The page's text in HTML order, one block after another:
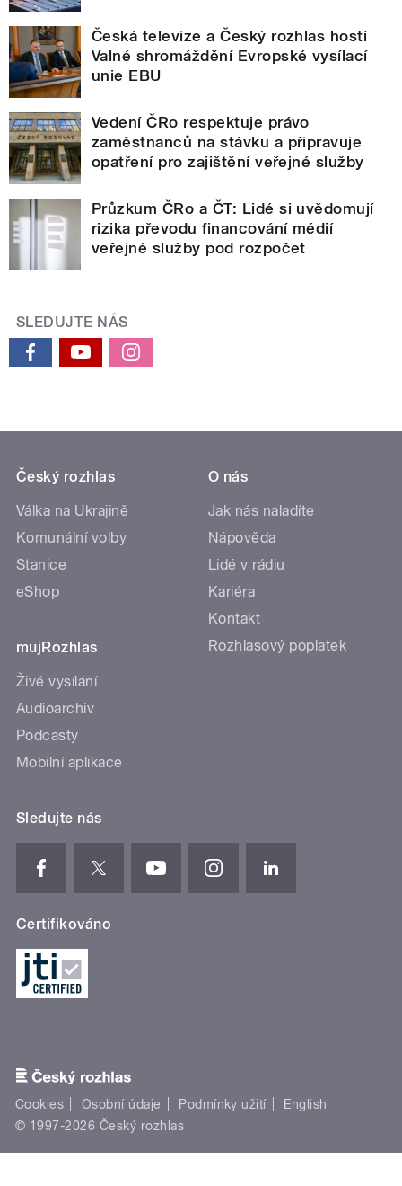
Česká televize a Český rozhlas hostí
Valné shromáždění Evropské vysílací
unie EBU
Vedení ČRo respektuje právo
zaměstnanců na stávku a připravuje
opatření pro zajištění veřejné služby
Průzkum ČRo a ČT: Lidé si uvědomují
rizika převodu financování médií
veřejné služby pod rozpočet
SLEDUJTE NÁS
Český rozhlas
Válka na Ukrajině
Komunální volby
Stanice
eShop
mujRozhlas
Živé vysílání
Audioarchiv
Podcasty
Mobilní aplikace
O nás
Jak nás naladíte
Nápověda
Lidé v rádiu
Kariéra
Kontakt
Rozhlasový poplatek
Sledujte nás
Certifikováno
Cookies Osobní údaje Podmínky užití
English
© 1997-2026 Český rozhlas